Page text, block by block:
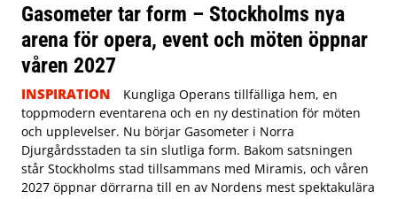
Gasometer tar form – Stockholms nya
arena för opera, event och möten öppnar
våren 2027
INSPIRATION
Kungliga Operans tillfälliga hem, en
toppmodern eventarena och en ny destination för möten
och upplevelser. Nu börjar Gasometer i Norra
Djurgårdsstaden ta sin slutliga form. Bakom satsningen
står Stockholms stad tillsammans med Miramis, och våren
2027 öppnar dörrarna till en av Nordens mest spektakulära